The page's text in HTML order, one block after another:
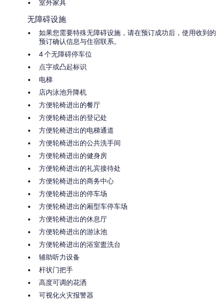
室外家具
无障碍设施
如果您需要特殊无障碍设施，请在预订成功后，使用收到的
预订确认信息与住宿联系。
4 个无障碍停车位
点字或凸起标识
电梯
店内泳池升降机
方便轮椅进出的餐厅
方便轮椅进出的登记处
方便轮椅进出的电梯通道
方便轮椅进出的公共洗手间
方便轮椅进出的健身房
方便轮椅进出的礼宾接待处
方便轮椅进出的商务中心
方便轮椅进出的停车场
方便轮椅进出的厢型车停车场
方便轮椅进出的休息厅
方便轮椅进出的游泳池
方便轮椅进出的浴室盥洗台
辅助听力设备
杆状门把手
高度可调的花洒
可视化火灾报警器